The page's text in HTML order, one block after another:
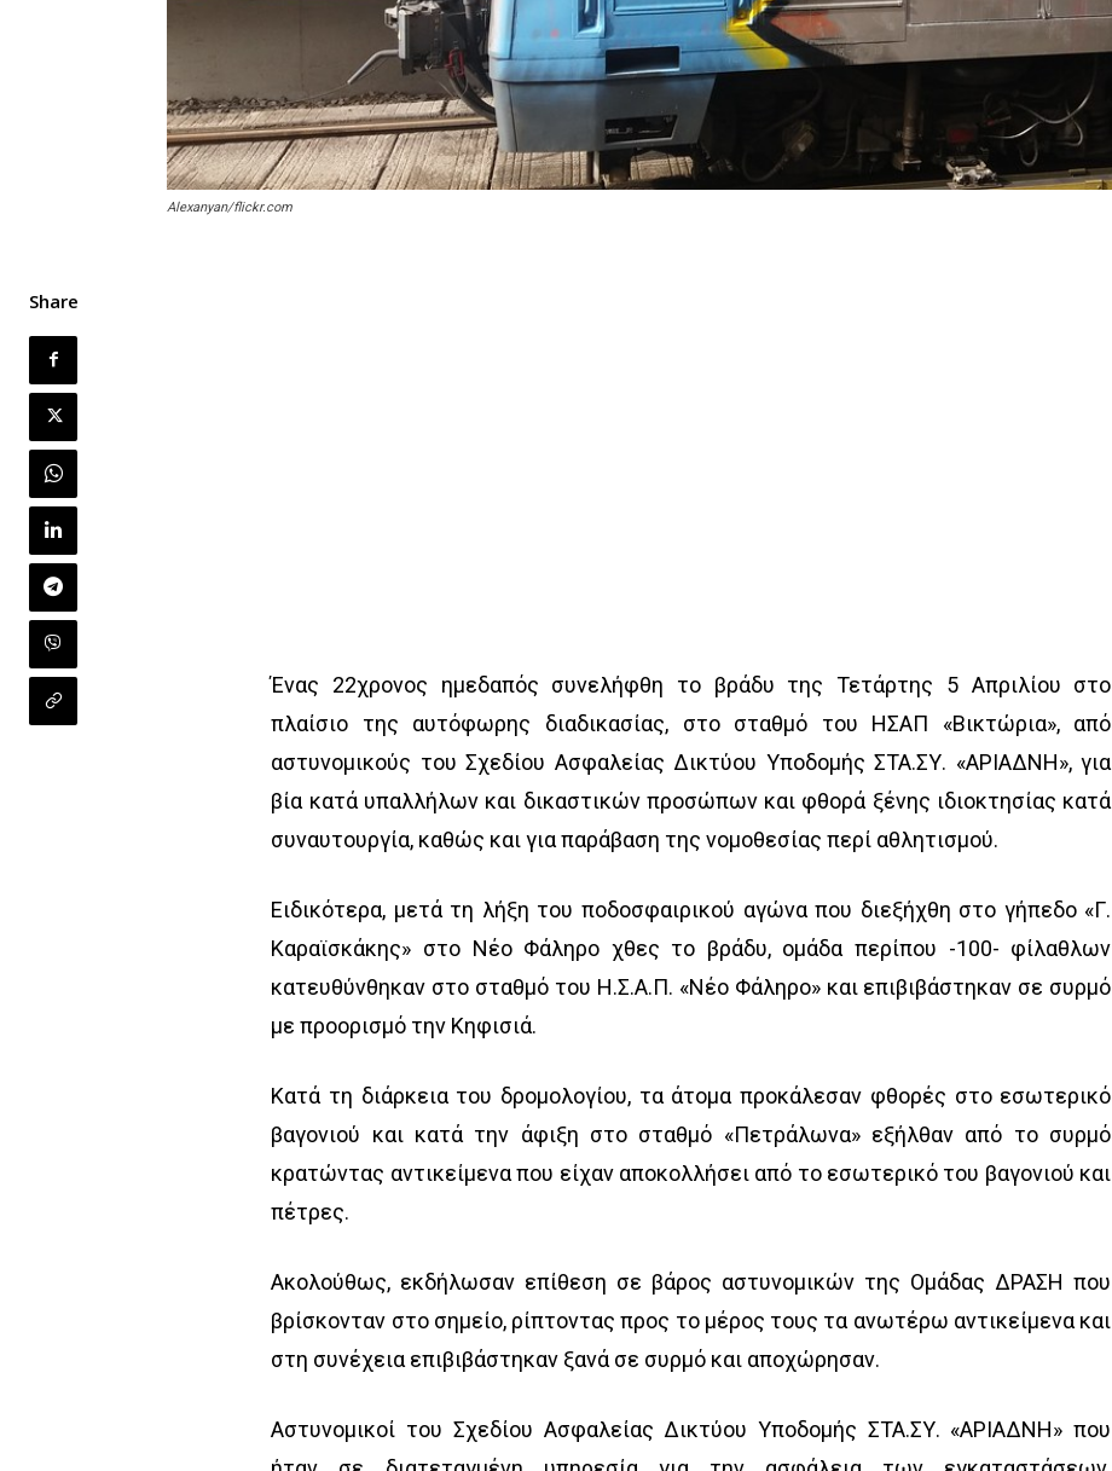
Alexanyan/flickr.com
Share
Ένας 22χρονος ημεδαπός συνελήφθη το βράδυ της Τετάρτης 5 Απριλίου στο
πλαίσιο της αυτόφωρης διαδικασίας, στο σταθμό του ΗΣΑΠ «Βικτώρια», από
αστυνομικούς του Σχεδίου Ασφαλείας Δικτύου Υποδομής ΣΤΑ.ΣΥ. «ΑΡΙΑΔΝΗ», για
βία κατά υπαλλήλων και δικαστικών προσώπων και φθορά ξένης ιδιοκτησίας κατά
συναυτουργία, καθώς και για παράβαση της νομοθεσίας περί αθλητισμού.
Ειδικότερα, μετά τη λήξη του ποδοσφαιρικού αγώνα που διεξήχθη στο γήπεδο «Γ.
Καραϊσκάκης» στο Νέο Φάληρο χθες το βράδυ, ομάδα περίπου -100- φίλαθλων
κατευθύνθηκαν στο σταθμό του Η.Σ.Α.Π. «Νέο Φάληρο» και επιβιβάστηκαν σε συρμό
με προορισμό την Κηφισιά.
Κατά τη διάρκεια του δρομολογίου, τα άτομα προκάλεσαν φθορές στο εσωτερικό
βαγονιού και κατά την άφιξη στο σταθμό «Πετράλωνα» εξήλθαν από το συρμό
κρατώντας αντικείμενα που είχαν αποκολλήσει από το εσωτερικό του βαγονιού και
πέτρες.
Ακολούθως, εκδήλωσαν επίθεση σε βάρος αστυνομικών της Ομάδας ΔΡΑΣΗ που
βρίσκονταν στο σημείο, ρίπτοντας προς το μέρος τους τα ανωτέρω αντικείμενα και
στη συνέχεια επιβιβάστηκαν ξανά σε συρμό και αποχώρησαν.
Αστυνομικοί του Σχεδίου Ασφαλείας Δικτύου Υποδομής ΣΤΑ.ΣΥ. «ΑΡΙΑΔΝΗ» που